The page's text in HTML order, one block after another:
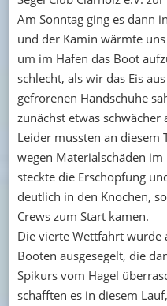
Am Sonntag ging es dann
und der Kamin wärmte
um im Hafen das Boot
schlecht, als wir das Eis
gefrorenen Handschuhe
zunächst etwas schwächer
Leider mussten an diesem
wegen Materialschäden
steckte die Erschöpfung
deutlich in den Knochen,
Crews zum Start kamen.
Die vierte Wettfahrt wurde
Booten ausgesegelt, die
Spikurs vom Hagel
schafften es in diesem